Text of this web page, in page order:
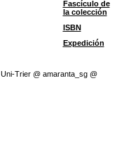
Fascículo de
la colección
ISBN
Expedición
Uni-Trier @ amaranta_sg @